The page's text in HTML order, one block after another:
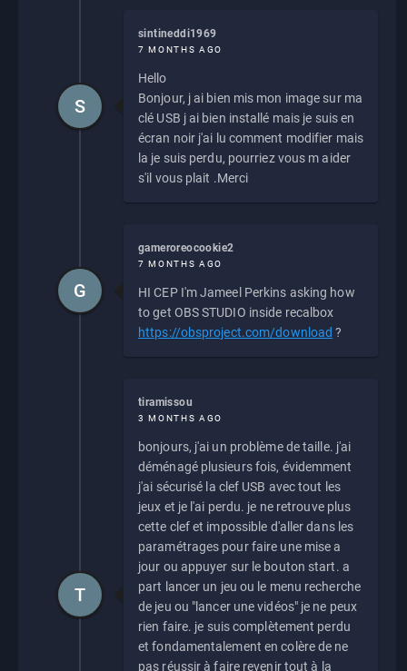
sintineddi1969
7 MONTHS AGO
Hello
Bonjour, j ai bien mis mon image sur ma
clé USB j ai bien installé mais je suis en
écran noir j'ai lu comment modifier mais
la je suis perdu, pourriez vous m aider
s'il vous plait .Merci
S
gameroreocookie2
7 MONTHS AGO
HI CEP I'm Jameel Perkins asking how
to get OBS STUDIO inside recalbox
https://obsproject.com/download ?
G
tiramissou
3 MONTHS AGO
bonjours, j'ai un problème de taille. j'ai
déménagé plusieurs fois, évidemment
j'ai sécurisé la clef USB avec tout les
jeux et je l'ai perdu. je ne retrouve plus
cette clef et impossible d'aller dans les
paramétrages pour faire une mise a
jour ou appuyer sur le bouton start. a
part lancer un jeu ou le menu recherche
de jeu ou "lancer une vidéos" je ne peux
rien faire. je suis complètement perdu
et fondamentalement en colère de ne
pas réussir à faire revenir tout à la
T